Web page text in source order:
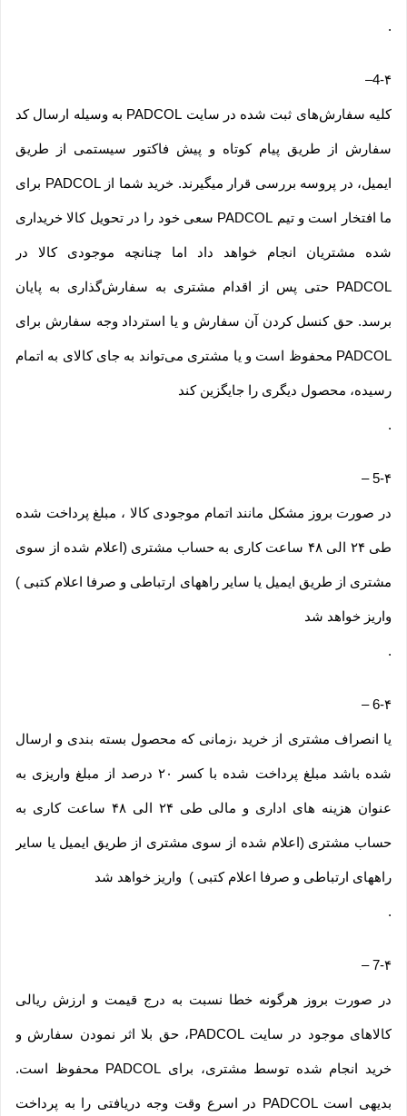
.
4-۴–
کلیه سفارش‌‏های ثبت شده در سایت PADCOL به وسیله ارسال کد
سفارش از طریق پیام کوتاه و پیش فاکتور سیستمی از طریق
ایمیل، در پروسه بررسی قرار میگیرند. خرید شما از PADCOL برای
ما افتخار است و تیم PADCOL سعی خود را در تحویل کالا خریداری
شده مشتریان انجام خواهد داد اما چنانچه موجودی کالا در
PADCOL حتی پس از اقدام مشتری به سفارش‌‏گذاری به پایان
برسد. حق کنسل کردن آن سفارش و یا استرداد وجه سفارش برای
PADCOL محفوظ است و یا مشتری می‏‌تواند به جای کالای به اتمام
رسیده، محصول دیگری را جایگزین کند
.
5-۴–
در صورت بروز مشکل مانند اتمام موجودی کالا ، مبلغ پرداخت شده
طی ۲۴ الی ۴۸ ساعت کاری به حساب مشتری (اعلام شده از سوی
مشتری از طریق ایمیل یا سایر راههای ارتباطی و صرفا اعلام کتبی )
واریز خواهد شد
.
6-۴–
یا انصراف مشتری از خرید ،زمانی که محصول بسته بندی و ارسال
شده باشد مبلغ پرداخت شده با کسر ۲۰ درصد از مبلغ واریزی به
عنوان هزینه های اداری و مالی طی ۲۴ الی ۴۸ ساعت کاری به
حساب مشتری (اعلام شده از سوی مشتری از طریق ایمیل یا سایر
راههای ارتباطی و صرفا اعلام کتبی ) واریز خواهد شد
.
7-۴–
در صورت بروز هرگونه خطا نسبت به درج قیمت و ارزش ریالی
کالاهای موجود در سایت PADCOL، حق بلا اثر نمودن سفارش و
خرید انجام شده توسط مشتری، برای PADCOL محفوظ است.
بدیهی است PADCOL در اسرع وقت وجه دریافتی را به پرداخت